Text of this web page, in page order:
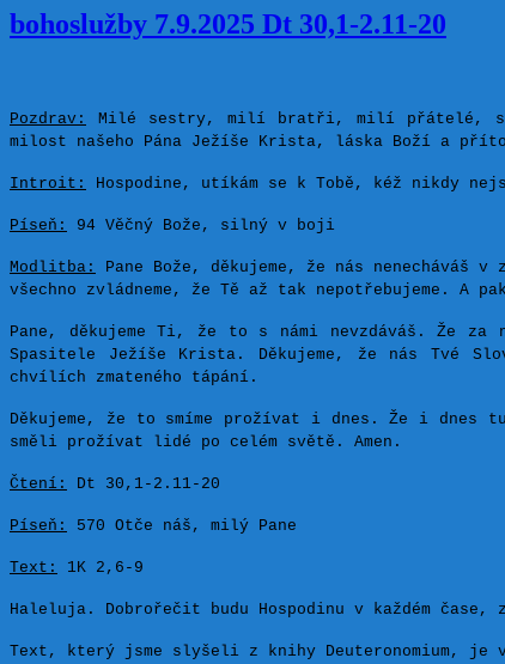
bohoslužby 7.9.2025 Dt 30,1-2.11-20
Pozdrav:
Milé sestry, milí bratři, milí přátelé,
milost našeho Pána Ježíše Krista, láska Boží a
Introit: Hospodine, utíkám se k Tobě, kéž nikdy
Píseň: 94 Věčný Bože, silný v boji
Modlitba:
Pane Bože, děkujeme, že nás
všechno zvládneme, že Tě až tak nepotřebujeme. A
Pane, děkujeme Ti, že to s námi nevzdáváš. Že za
Spasitele Ježíše Krista. Děkujeme, že nás Tvé
chvílích zmateného tápání.
Děkujeme, že to smíme prožívat i dnes. Že i
směli prožívat lidé po celém světě. Amen.
Čtení: Dt 30,1-2.11-20
Píseň: 570 Otče náš, milý Pane
Text: 1K 2,6-9
Haleluja. Dobrořečit budu Hospodinu v každém
Text, který jsme slyšeli z knihy Deuteronomium, je